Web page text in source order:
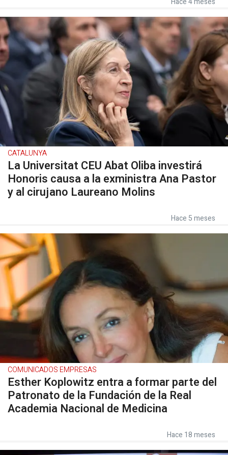
CATALUNYA
La Universitat CEU Abat Oliba investirá
Honoris causa a la exministra Ana Pastor
y al cirujano Laureano Molins
Hace 5 meses
COMUNICADOS EMPRESAS
Esther Koplowitz entra a formar parte del
Patronato de la Fundación de la Real
Academia Nacional de Medicina
Hace 18 meses